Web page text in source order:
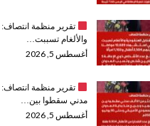
تقرير منظمة انتصاف:
والألغام تسببت…
أغسطس 5, 2026
تقرير منظمة انتصاف:
مدني سقطوا بين…
أغسطس 5, 2026